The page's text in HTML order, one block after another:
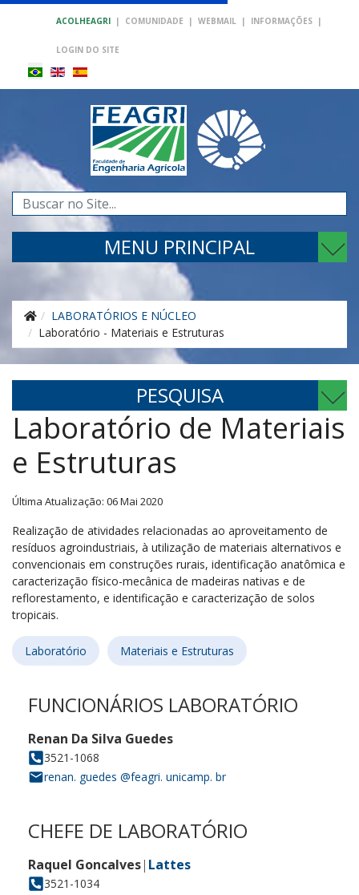
ACOLHEAGRI | COMUNIDADE | WEBMAIL | INFORMAÇÕES |
LOGIN DO SITE
Pesquisar...
MENU PRINCIPAL
LABORATÓRIOS E NÚCLEO
Laboratório - Materiais e Estruturas
PESQUISA
Laboratório de Materiais
e Estruturas
Última Atualização: 06 Mai 2020
Realização de atividades relacionadas ao aproveitamento de
resíduos agroindustriais, à utilização de materiais alternativos e
convencionais em construções rurais, identificação anatômica e
caracterização físico-mecânica de madeiras nativas e de
reflorestamento, e identificação e caracterização de solos
tropicais.
Laboratório Materiais e Estruturas